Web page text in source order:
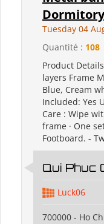
Dormitory
Tuesday 04
Quantité : 108
Product
layers Frame
Blue, Cream
Included: Yes
Care : Wipe
frame · One
Footboard. -
Qui Phuc
Luck06
700000 - Ho